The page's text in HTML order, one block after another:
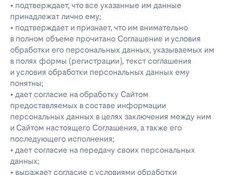
• подтверждает, что все указанные им данные
принадлежат лично ему;
• подтверждает и признает, что им внимательно
в полном объеме прочитано Соглашение и условия
обработки его персональных данных, указываемых им
в полях формы (регистрации), текст соглашения
и условия обработки персональных данных ему
понятны;
• дает согласие на обработку Сайтом
предоставляемых в составе информации
персональных данных в целях заключения между ним
и Сайтом настоящего Соглашения, а также его
последующего исполнения;
• дает согласие на передачу своих персональных
данных;
• выражает согласие с условиями обработки